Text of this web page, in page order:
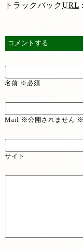
トラックバックURL :
コメントする
名前 ※必須
Mail ※公開されません
サイト